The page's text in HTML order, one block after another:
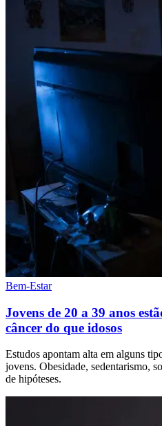
Bem-Estar
Jovens de 20 a 39 anos
câncer do que idosos
Estudos apontam alta em alguns
jovens. Obesidade, sedentarismo,
de hipóteses.